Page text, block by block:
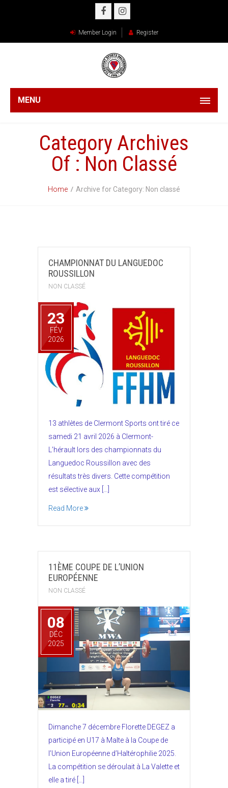
Member Login Register
MENU
Category Archives
Of : Non Classé
Home Archive for Category: Non classé
CHAMPIONNAT DU LANGUEDOC
ROUSSILLON
NON CLASSÉ
23
FÉV
2026
13 athlètes de Clermont Sports ont tiré ce
samedi 21 avril 2026 à Clermont-
L’hérault lors des championnats du
Languedoc Roussillon avec des
résultats très divers. Cette compétition
est sélective aux […]
Read More
11ÈME COUPE DE L’UNION
EUROPÉENNE
NON CLASSÉ
08
DÉC
2025
Dimanche 7 décembre Florette DEGEZ a
participé en U17 à Malte à la Coupe de
l’Union Européenne d’Haltérophilie 2025.
La compétition se déroulait à La Valette et
elle a tiré […]